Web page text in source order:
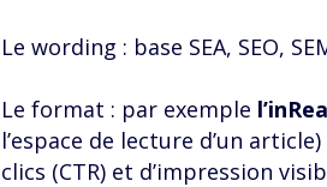
Le wording : base SEA, SEO,
Le format : par exemple
l’espace de lecture d’un article)
clics (CTR) et d’impression